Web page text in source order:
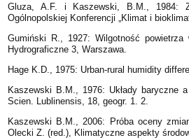
Gluza, A.F. i Kaszewski, B.M., 1984:
Ogólnopolskiej Konferencji „Klimat i
Gumiński R., 1927: Wilgotność
Hydrograficzne 3, Warszawa.
Hage K.D., 1975: Urban-rural humidity
Kaszewski B.M., 1976: Układy baryczne
Scien. Lublinensis, 18, geogr. 1. 2.
Kaszewski B.M., 2006: Próba oceny
Olecki Z. (red.), Klimatyczne aspekty